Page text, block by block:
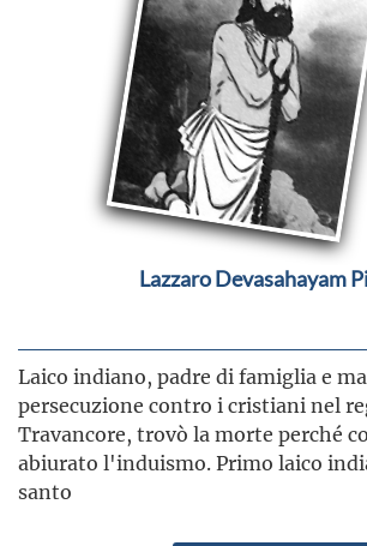
Lazzaro Devasahayam
Laico indiano, padre di famiglia e
persecuzione contro i cristiani nel
Travancore, trovò la morte perché
abiurato l'induismo. Primo laico
santo